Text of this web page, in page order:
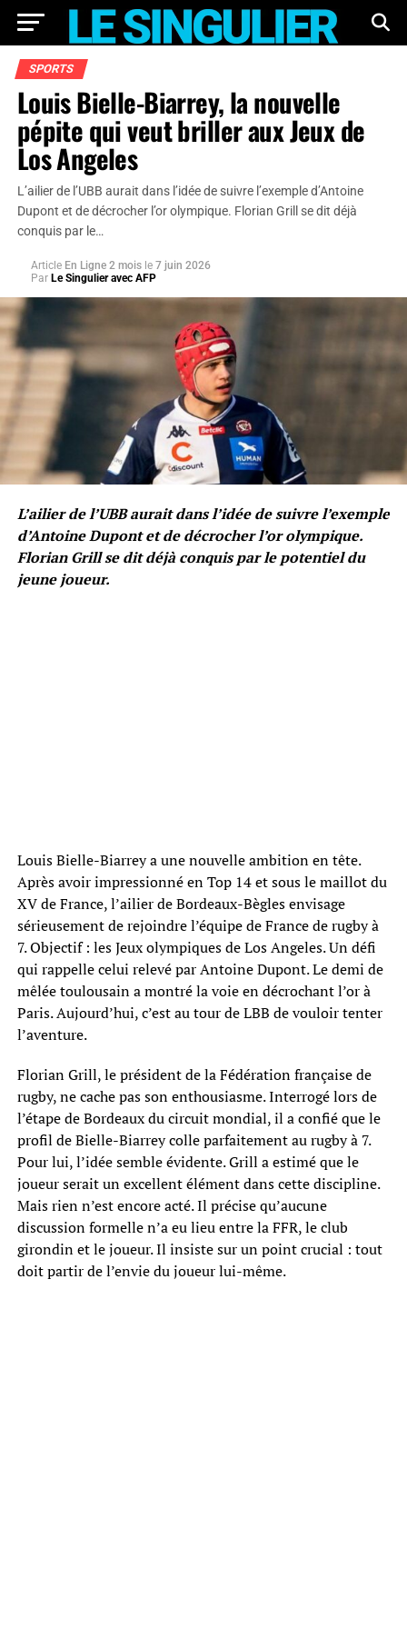
SPORTS
Louis Bielle-Biarrey, la nouvelle
pépite qui veut briller aux Jeux de
Los Angeles
L’ailier de l’UBB aurait dans l’idée de suivre l’exemple d’Antoine
Dupont et de décrocher l’or olympique. Florian Grill se dit déjà
conquis par le…
Article En Ligne 2 mois le 7 juin 2026
Par Le Singulier avec AFP
L’ailier de l’UBB aurait dans l’idée de suivre l’exemple
d’Antoine Dupont et de décrocher l’or olympique.
Florian Grill se dit déjà conquis par le potentiel du
jeune joueur.
Louis Bielle-Biarrey a une nouvelle ambition en tête.
Après avoir impressionné en Top 14 et sous le maillot du
XV de France, l’ailier de Bordeaux-Bègles envisage
sérieusement de rejoindre l’équipe de France de rugby à
7. Objectif : les Jeux olympiques de Los Angeles. Un défi
qui rappelle celui relevé par Antoine Dupont. Le demi de
mêlée toulousain a montré la voie en décrochant l’or à
Paris. Aujourd’hui, c’est au tour de LBB de vouloir tenter
l’aventure.
Florian Grill, le président de la Fédération française de
rugby, ne cache pas son enthousiasme. Interrogé lors de
l’étape de Bordeaux du circuit mondial, il a confié que le
profil de Bielle-Biarrey colle parfaitement au rugby à 7.
Pour lui, l’idée semble évidente. Grill a estimé que le
joueur serait un excellent élément dans cette discipline.
Mais rien n’est encore acté. Il précise qu’aucune
discussion formelle n’a eu lieu entre la FFR, le club
girondin et le joueur. Il insiste sur un point crucial : tout
doit partir de l’envie du joueur lui-même.